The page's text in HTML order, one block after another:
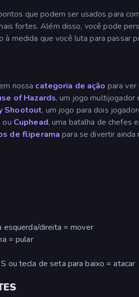
que podem ser usados para
fortes. Além disso, você pode
à medida que você luta para passar
nossa categoria de ação para
of Hazards, um jogo multijogador
Shootout, um jogo para dois
ou Cuphead, uma batalha de chefes
de fliperama para se divertir ainda
direita = mover
= pular
ou tecla de seta para baixo = atacar